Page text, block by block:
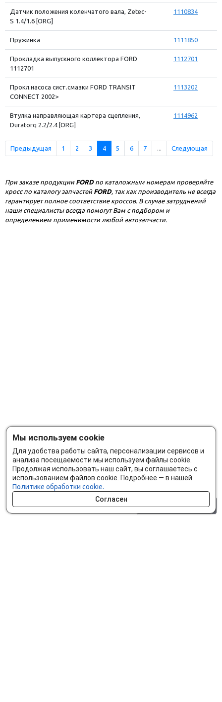
Датчик положения коленчатого вала, Zetec-
S 1.4/1.6 [ORG]
1110834
Пружинка 1111850
Прокладка выпускного коллектора FORD
1112701
1112701
Прокл.насоса сист.смазки FORD TRANSIT
CONNECT 2002>
1113202
Втулка направляющая картера сцепления,
Duratorq 2.2/2.4 [ORG]
1114962
Предыдущая 1 2 3 4 5 6 7 ... Следующая
При заказе продукции FORDпо каталожным номерам проверяйте
кросс по каталогу запчастейFORD, так как производитель не всегда
гарантирует полное соответствие кроссов. В случае затруднений
наши специалисты всегда помогут Вам с подбором и
определением применимости любой автозапчасти.
Мы используем cookie
Для удобства работы сайта, персонализации сервисов и
анализа посещаемости мы используем файлы cookie.
Продолжая использовать наш сайт, вы соглашаетесь с
использованием файлов cookie. Подробнее — в нашей
Политике обработки cookie.
Согласен